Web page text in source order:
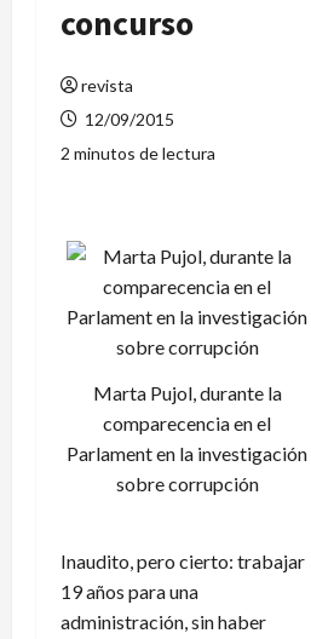
concurso
revista
12/09/2015
2 minutos de lectura
Marta Pujol, durante la
comparecencia en el
Parlament en la investigación
sobre corrupción
Inaudito, pero cierto: trabajar
19 años para una
administración, sin haber